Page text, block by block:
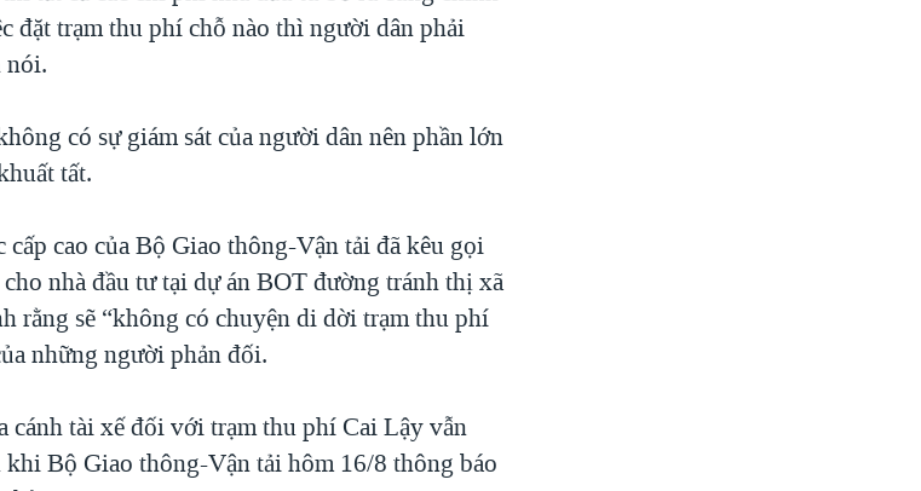
đặt trạm thu phí chỗ nào thì người dân phải
nói.
có sự giám sát của người dân nên phần lớn
tất.
cao của Bộ Giao thông-Vận tải đã kêu gọi
nhà đầu tư tại dự án BOT đường tránh thị xã
rằng sẽ “không có chuyện di dời trạm thu phí
những người phản đối.
cánh tài xế đối với trạm thu phí Cai Lậy vẫn
khi Bộ Giao thông-Vận tải hôm 16/8 thông báo